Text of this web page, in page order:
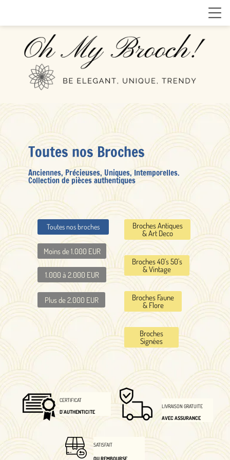
CERTIFICAT
D'AUTHENTICITE
LIVRAISON GRATUITE
AVEC ASSURANCE
SATISFAIT
OU REMBOURSE
Toutes nos Broches
Anciennes, Précieuses, Uniques, Intemporelles.
Collection de pièces authentiques
Broches Antiques
& Art Deco
Broches 40's 50's
& Vintage
Broches
Signées
Broches Faune
& Flore
Toutes nos broches
1.000 à 2.000 EUR
Moins de 1.000 EUR
Plus de 2.000 EUR